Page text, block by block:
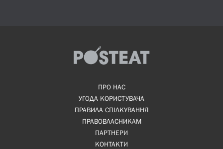
ПРО НАС
УГОДА КОРИСТУВАЧА
ПРАВИЛА СПІЛКУВАННЯ
ПРАВОВЛАСНИКАМ
ПАРТНЕРИ
КОНТАКТИ